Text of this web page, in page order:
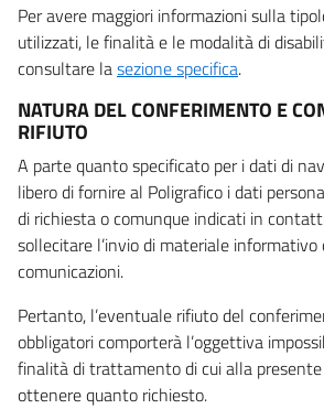
Per avere maggiori informazioni sulla
utilizzati, le finalità e le modalità di
consultare lasezione specifica.
NATURA DEL CONFERIMENTO E
RIFIUTO
A parte quanto specificato per i dati di
libero di fornire al Poligrafico i dati
di richiesta o comunque indicati in
sollecitare l’invio di materiale informativo
comunicazioni.
Pertanto, l’eventuale rifiuto del
obbligatori comporterà l’oggettiva
finalità di trattamento di cui alla
ottenere quanto richiesto.